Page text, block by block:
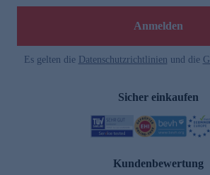
Anmelden
Es gelten die Datenschutzrichtlinien und die
Sicher einkaufen
Kundenbewertung